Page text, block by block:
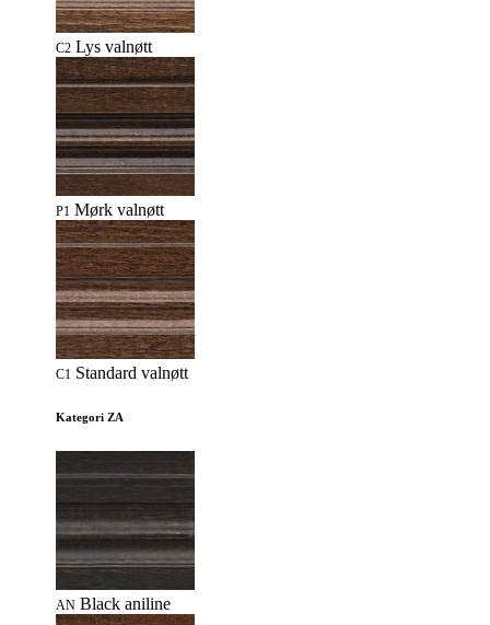
C2 Lys valnøtt
P1 Mørk valnøtt
C1 Standard valnøtt
Kategori ZA
AN Black aniline